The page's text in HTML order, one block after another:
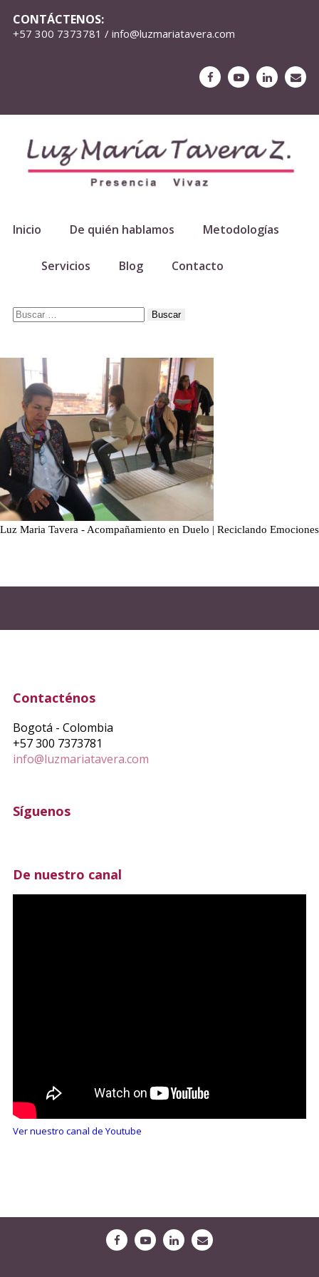
CONTÁCTENOS:
+57 300 7373781 / info@luzmariatavera.com
Inicio De quién hablamos Metodologías
Servicios Blog Contacto
Buscar:
Luz Maria Tavera - Acompañamiento en Duelo | Reciclando Emociones
Contacténos
Bogotá - Colombia
+57 300 7373781
info@luzmariatavera.com
Síguenos
De nuestro canal
Ver nuestro canal de Youtube